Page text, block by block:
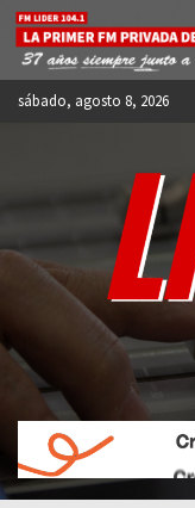
Skip
content
sábado, agosto 8, 2026
FM